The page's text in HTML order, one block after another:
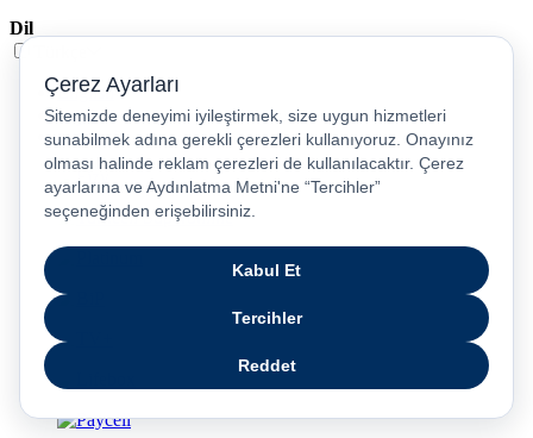
Dil
English
عربى
русский